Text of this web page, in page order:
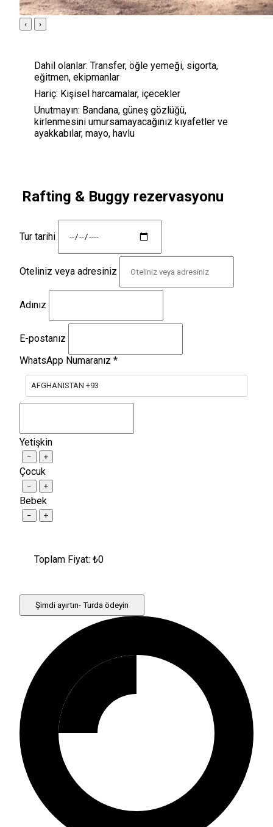
‹ ›
Dahil olanlar: Transfer, öğle yemeği, sigorta,
eğitmen, ekipmanlar
Hariç: Kişisel harcamalar, içecekler
Unutmayın: Bandana, güneş gözlüğü,
kirlenmesini umursamayacağınız kıyafetler ve
ayakkabılar, mayo, havlu
Rafting & Buggy rezervasyonu
Tur tarihi
Oteliniz veya adresiniz
Adınız
E-postanız
WhatsApp Numaranız *
AFGHANISTAN +93
Yetişkin
− +
Çocuk
− +
Bebek
− +
Toplam Fiyat: ₺0
Şimdi ayırtın- Turda ödeyin